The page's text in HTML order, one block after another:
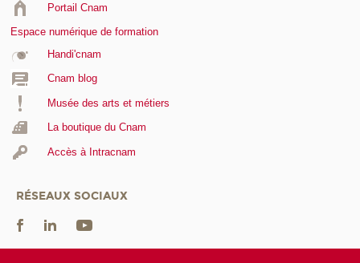
Portail Cnam
Espace numérique de formation
Handi'cnam
Cnam blog
Musée des arts et métiers
La boutique du Cnam
Accès à Intracnam
RÉSEAUX SOCIAUX